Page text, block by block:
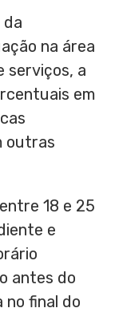
da
na área
serviços, a
em
outras
18 e 25
e
antes do
final do